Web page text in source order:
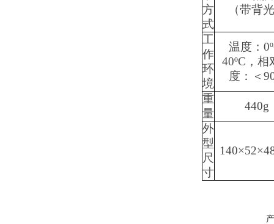
方
式
（带背
工
作
环
境
温度：
40ºC，相
度：＜
重
量
440g
外
型
尺
寸